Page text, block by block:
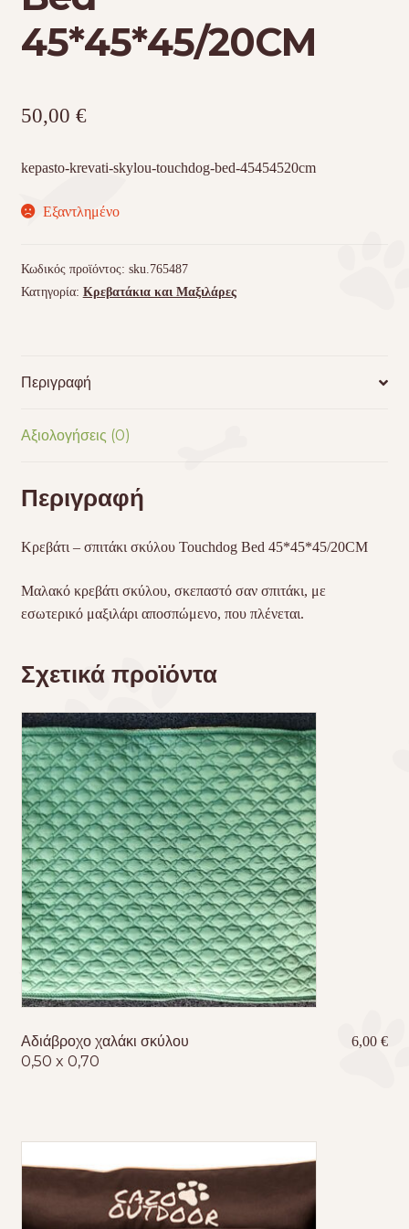
45*45*45/20CM
50,00 €
kepasto-krevati-skylou-touchdog-bed-45454520cm
Εξαντλημένο
Κωδικός προϊόντος: sku.765487
Κατηγορία: Κρεβατάκια και Μαξιλάρες
Περιγραφή
Αξιολογήσεις (0)
Περιγραφή
Κρεβάτι – σπιτάκι σκύλου Touchdog Bed 45*45*45/20CM
Μαλακό κρεβάτι σκύλου, σκεπαστό σαν σπιτάκι, με
εσωτερικό μαξιλάρι αποσπώμενο, που πλένεται.
Σχετικά προϊόντα
Αδιάβροχο χαλάκι σκύλου
0,50 x 0,70
6,00€